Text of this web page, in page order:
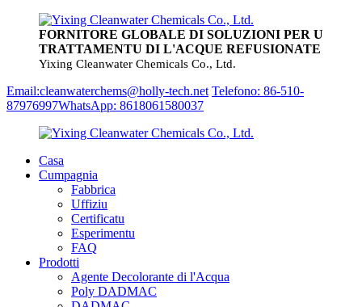
FORNITORE GLOBALE DI SOLUZIONI PER U
TRATTAMENTU DI L'ACQUE REFUSIONATE
Yixing Cleanwater Chemicals Co., Ltd.
Email:cleanwaterchems@holly-tech.net Telefono: 86-510-
87976997WhatsApp: 8618061580037
Casa
Cumpagnia
Fabbrica
Uffiziu
Certificatu
Esperimentu
FAQ
Prodotti
Agente Decolorante di l'Acqua
Poly DADMAC